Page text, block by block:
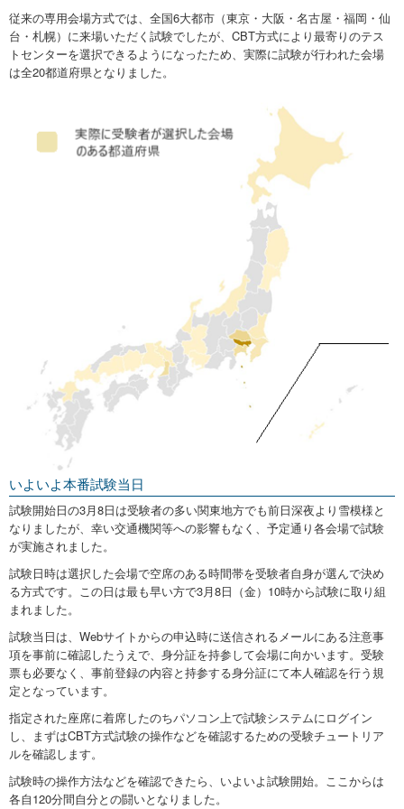
従来の専用会場方式では、全国6大都市（東京・大阪・名古屋・福岡・仙
台・札幌）に来場いただく試験でしたが、CBT方式により最寄りのテス
トセンターを選択できるようになったため、実際に試験が行われた会場
は全20都道府県となりました。
いよいよ本番試験当日
試験開始日の3月8日は受験者の多い関東地方でも前日深夜より雪模様と
なりましたが、幸い交通機関等への影響もなく、予定通り各会場で試験
が実施されました。
試験日時は選択した会場で空席のある時間帯を受験者自身が選んで決め
る方式です。この日は最も早い方で3月8日（金）10時から試験に取り組
まれました。
試験当日は、Webサイトからの申込時に送信されるメールにある注意事
項を事前に確認したうえで、身分証を持参して会場に向かいます。受験
票も必要なく、事前登録の内容と持参する身分証にて本人確認を行う規
定となっています。
指定された座席に着席したのちパソコン上で試験システムにログイン
し、まずはCBT方式試験の操作などを確認するための受験チュートリア
ルを確認します。
試験時の操作方法などを確認できたら、いよいよ試験開始。ここからは
各自120分間自分との闘いとなりました。